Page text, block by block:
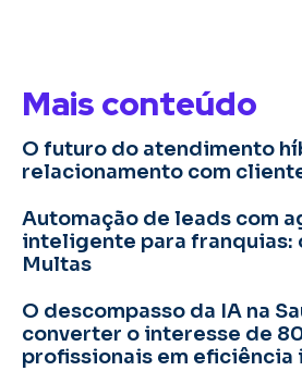
Mais conteúdo
O futuro do atendimento
relacionamento com
Automação de leads com
inteligente para franquias:
Multas
O descompasso da IA na
converter o interesse de
profissionais em